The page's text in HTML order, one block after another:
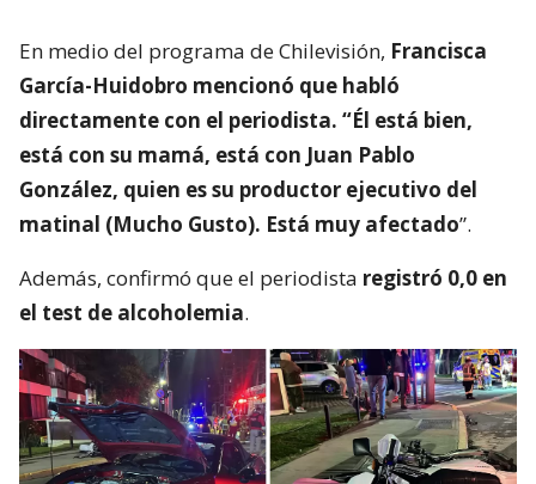
En medio del programa de Chilevisión, Francisca
García-Huidobro mencionó que habló
directamente con el periodista. “Él está bien,
está con su mamá, está con Juan Pablo
González, quien es su productor ejecutivo del
matinal (Mucho Gusto). Está muy afectado”.
Además, confirmó que el periodista registró 0,0 en
el test de alcoholemia.